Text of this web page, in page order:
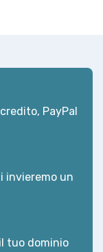
PayPal
invieremo un
tuo dominio